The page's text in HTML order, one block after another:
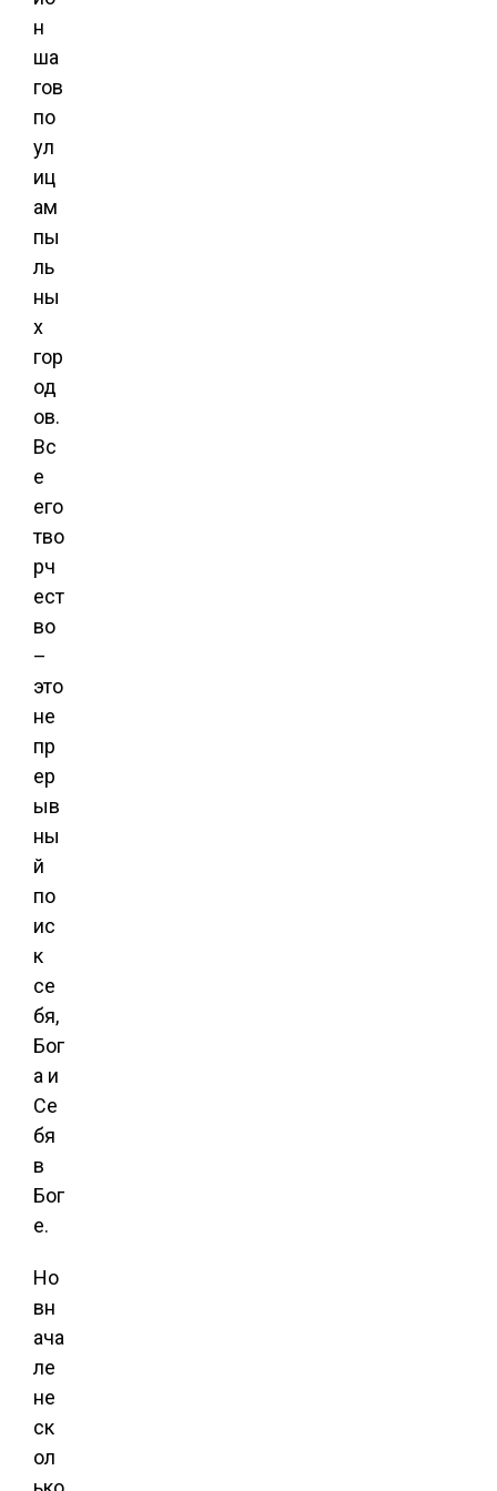
н
ша
гов
по
ул
иц
ам
пы
ль
ны
х
гор
од
ов.
Вс
е
его
тво
рч
ест
во
–
это
не
пр
ер
ыв
ны
й
по
ис
к
се
бя,
Бог
а и
Се
бя
в
Бог
е.
Но
вн
ача
ле
не
ск
ол